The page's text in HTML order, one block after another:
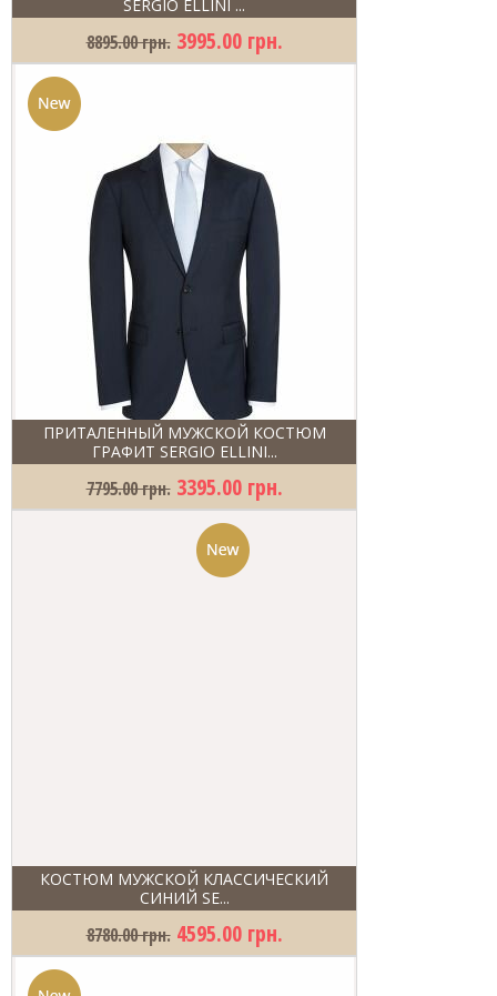
SERGIO ELLINI ...
8895.00 грн. 3995.00 грн.
ПРИТАЛЕННЫЙ МУЖСКОЙ КОСТЮМ
ГРАФИТ SERGIO ELLINI...
7795.00 грн. 3395.00 грн.
КОСТЮМ МУЖСКОЙ КЛАССИЧЕСКИЙ
СИНИЙ SE...
8780.00 грн. 4595.00 грн.